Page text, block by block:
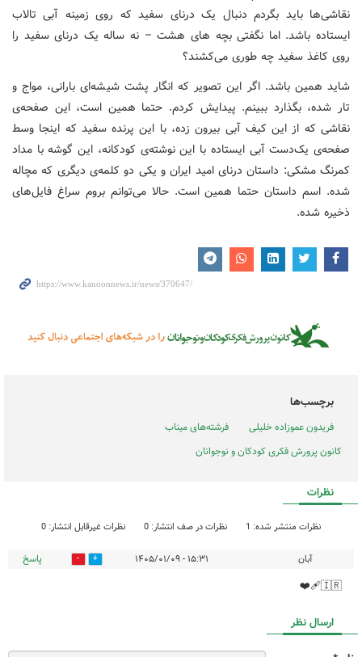
نقاشی‌ها باید بگردم دنبال یک درنای سفید که روی زمینه آبی تالاب
ایستاده باشد. اما نگفتی بچه های هشت – نه ساله یک درنای سفید را
روی کاغذ سفید چه طوری می‌کشند؟
شاید همین باشد. اگر این تصویر که انگار پشت شیشه‌ای بارانی، مواج و
تار شده، بگذارد ببینم. پیدایش کردم. حتما همین است، این صفحه‌ی
نقاشی که از این کیف آبی بیرون زده، با این پرنده سفید که اینجا وسط
صفحه‌ی یک‌دست آبی ایستاده با این نوشته‌ی کودکانه، این گوشه با مداد
کمرنگ مشکی: داستان درنای امید ایران و یکی دو کلمه‌ی دیگری که مچاله
شده. اسم داستان حتما همین است. حالا می‌توانم بروم سراغ فایل‌های
ذخیره شده.
برچسب‌ها
فریدون عموزاده خلیلی
فرشته‌های میناب
کانون پرورش فکری کودکان و نوجوانان
نظرات
نظرات منتشر شده: 1 نظرات در صف انتشار: 0 نظرات غیرقابل انتشار: 0
آبان ۱۵:۳۱ - ۱۴۰۵/۰۱/۰۹ 0 پاسخ
🇮🇷❤️‍🩹
ارسال نظر